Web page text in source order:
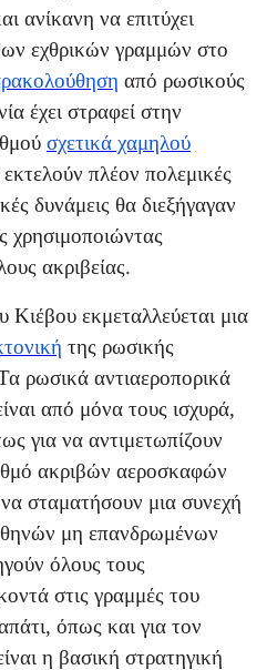
ανίκανη να επιτύχει
εχθρικών γραμμών στο
από ρωσικούς
έχει στραφεί στην
σχετικά χαμηλού
πλέον πολεμικές
δυνάμεις θα διεξήγαγαν
χρησιμοποιώντας
ακριβείας.
Κιέβου εκμεταλλεύεται μια
της ρωσικής
ρωσικά αντιαεροπορικά
από μόνα τους ισχυρά,
για να αντιμετωπίζουν
ακριβών αεροσκαφών
σταματήσουν μια συνεχή
μη επανδρωμένων
όλους τους
στις γραμμές του
όπως και για τον
η βασική στρατηγική